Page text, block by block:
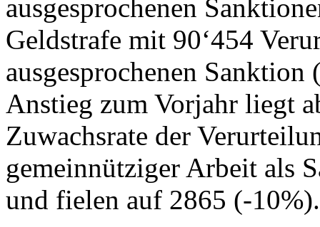
ausgesprochenen
Geldstrafe mit 90‘454
ausgesprochenen
Anstieg zum Vorjahr liegt
Zuwachsrate der
gemeinnütziger Arbeit als
und fielen auf 2865 (-10%).